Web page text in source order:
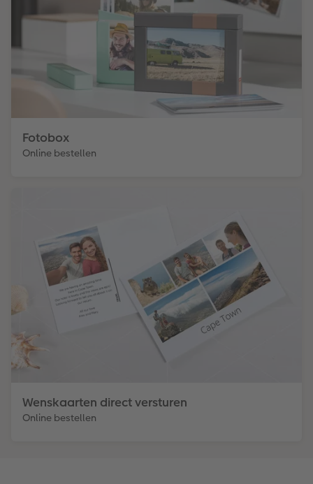
Fotobox
Online bestellen
Wenskaarten direct versturen
Online bestellen